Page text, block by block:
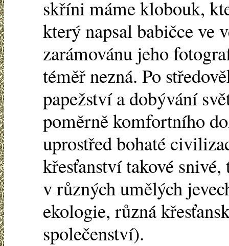
skříni máme klobouk,
který napsal babičce ve
zarámovánu jeho
téměř nezná. Po
papežství a dobývání
poměrně komfortního
uprostřed bohaté
křesťanství takové
v různých umělých
ekologie, různá
společenství).